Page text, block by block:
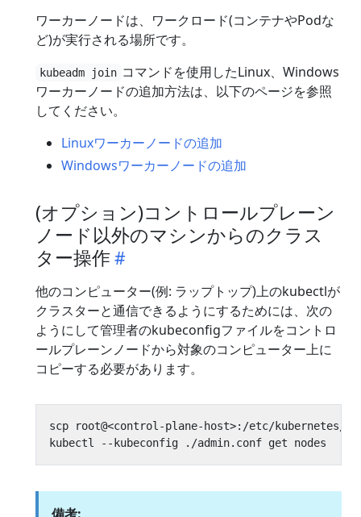
ワーカーノードは、ワークロード(コンテナやPodな
ど)が実行される場所です。
kubeadm join コマンドを使用したLinux、Windows
ワーカーノードの追加方法は、以下のページを参照
してください。
Linuxワーカーノードの追加
Windowsワーカーノードの追加
(オプション)コントロールプレーン
ノード以外のマシンからのクラス
ター操作
他のコンピューター(例: ラップトップ)上のkubectlが
クラスターと通信できるようにするためには、次の
ようにして管理者のkubeconfigファイルをコントロ
ールプレーンノードから対象のコンピューター上に
コピーする必要があります。